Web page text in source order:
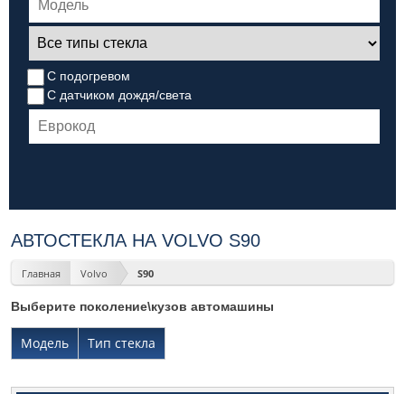
С подогревом
С датчиком дождя/света
АВТОСТЕКЛА НА VOLVO S90
Главная Volvo S90
Выберите поколение\кузов автомашины
Модель Тип стекла